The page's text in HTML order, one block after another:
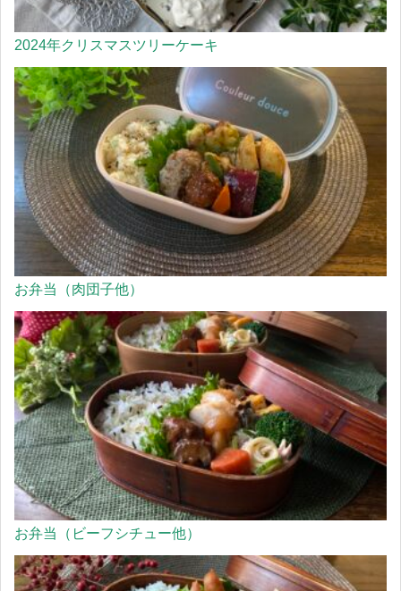
2024年クリスマスツリーケーキ
お弁当（肉団子他）
お弁当（ビーフシチュー他）